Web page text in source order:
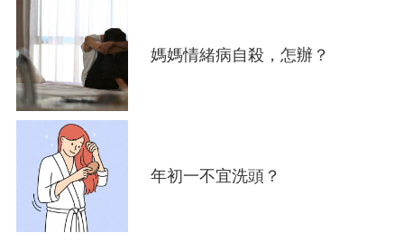
媽媽情緒病自殺，怎辦？
年初一不宜洗頭？